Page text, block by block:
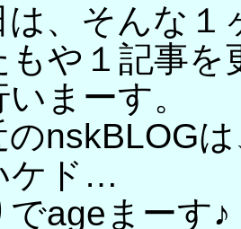
は、そんな
もや１記事
まーす。
のnskBLOG
ケド…
でageまーす